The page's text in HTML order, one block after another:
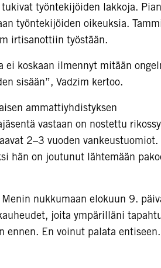
työntekijöiden lakkoja.
työntekijöiden oikeuksia.
irtisanottiin työstään.
ei koskaan ilmennyt mitään
sisään”, Vadzim kertoo.
ammattiyhdistyksen
vastaan on nostettu
2–3 vuoden vankeustuomiot.
hän on joutunut lähtemään
nukkumaan elokuun 9.
joita ympärilläni
ennen. En voinut palata